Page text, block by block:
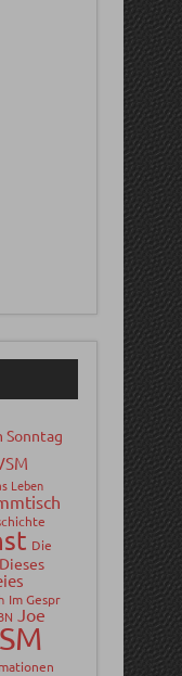
Sonntag
Leben
Die
Dieses
Im Gespr
Joe
SM